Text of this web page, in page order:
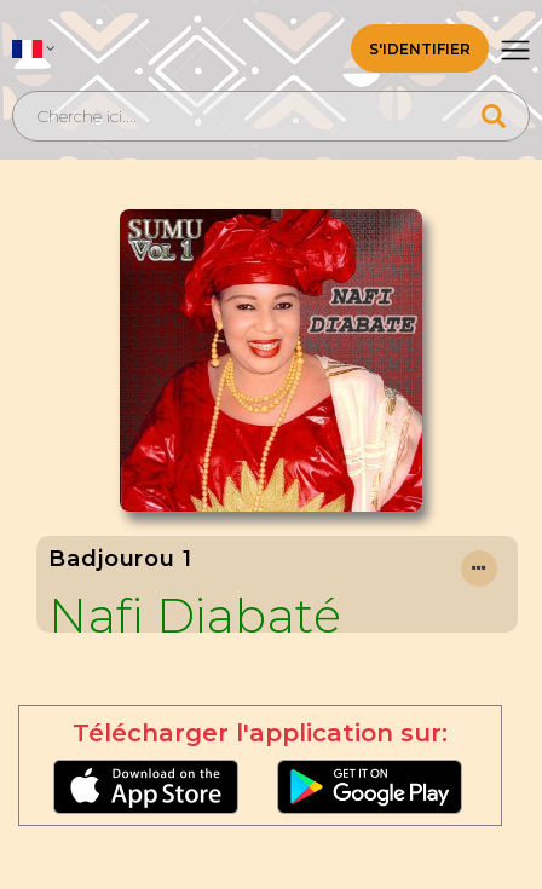
S'IDENTIFIER
Badjourou 1
Nafi Diabaté
Télécharger l'application sur: